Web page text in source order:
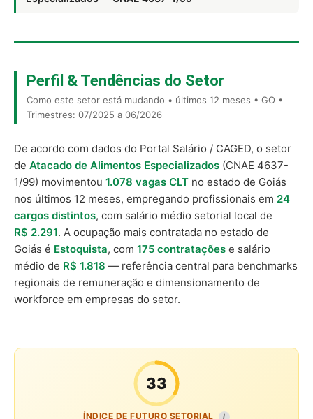
Perfil & Tendências do Setor
Como este setor está mudando • últimos 12 meses • GO •
Trimestres: 07/2025 a 06/2026
De acordo com dados do Portal Salário / CAGED, o setor
de Atacado de Alimentos Especializados (CNAE 4637-
1/99) movimentou 1.078 vagas CLT no estado de Goiás
nos últimos 12 meses, empregando profissionais em 24
cargos distintos, com salário médio setorial local de
R$ 2.291. A ocupação mais contratada no estado de
Goiás é Estoquista, com 175 contratações e salário
médio de R$ 1.818 — referência central para benchmarks
regionais de remuneração e dimensionamento de
workforce em empresas do setor.
33
ÍNDICE DE FUTURO SETORIAL I